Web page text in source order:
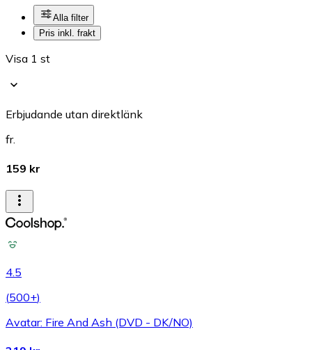
Alla filter
Pris inkl. frakt
Visa 1 st
Erbjudande utan direktlänk
fr.
159 kr
4.5
(500+)
Avatar: Fire And Ash (DVD - DK/NO)